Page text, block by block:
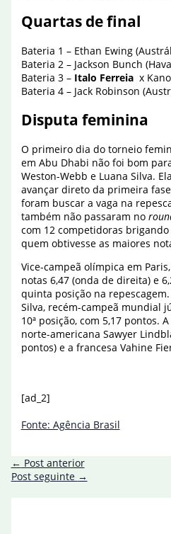
Quartas de final
Bateria 1 – Ethan Ewing
Bateria 2 – Jackson Bunch
Bateria 3 – Italo Ferreiax
Bateria 4 – Jack Robinson
Disputa feminina
O primeiro dia do torneio
em Abu Dhabi não foi bom
Weston-Webb e Luana Silva.
avançar direto da primeira
foram buscar a vaga na
também não passaram no
com 12 competidoras
quem obtivesse as maiores
Vice-campeã olímpica em
notas 6,47 (onda de direita) e
quinta posição na
Silva, recém-campeã mundial
10ª posição, com 5,17 pontos.
norte-americana Sawyer
pontos) e a francesa Vahine
[ad_2]
Fonte: Agência Brasil
← Post anterior
Post seguinte →